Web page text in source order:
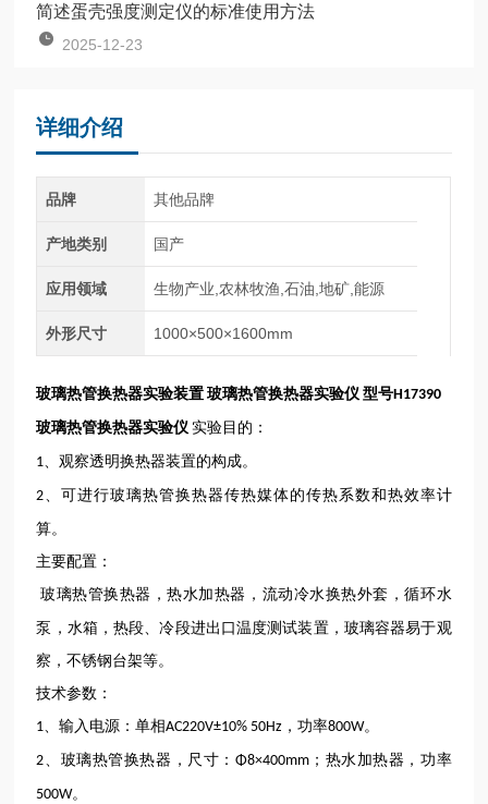
简述蛋壳强度测定仪的标准使用方法
2025-12-23
详细介绍
品牌 其他品牌
产地类别 国产
应用领域 生物产业,农林牧渔,石油,地矿,能源
外形尺寸 1000×500×1600mm
玻璃热管换热器实验装置 玻璃热管换热器实验仪 型号H17390
玻璃热管换热器实验仪 实验目的：
1 、观察透明换热器装置的构成。
2 、可进行玻璃热管换热器传热媒体的传热系数和热效率计
算。
主要配置：
玻璃热管换热器，热水加热器，流动冷水换热外套，循环水
泵，水箱，热段、冷段进出口温度测试装置，玻璃容器易于观
察，不锈钢台架等。
技术参数：
1 、输入电源：单相AC220V±10% 50Hz ，功率800W。
2 、玻璃热管换热器，尺寸： Φ8×400mm；热水加热器，功率
500W。